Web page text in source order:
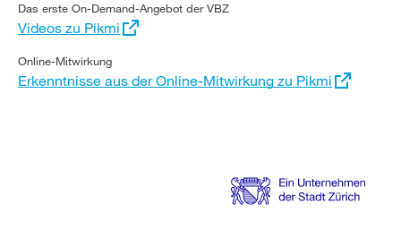
s
Das erste On-Demand-Angebot der VBZ
Externer
Link:
Videos zu Pikmi
Online-Mitwirkung
Externer
Link:
Erkenntnisse aus der Online-Mitwirkung zu Pikmi